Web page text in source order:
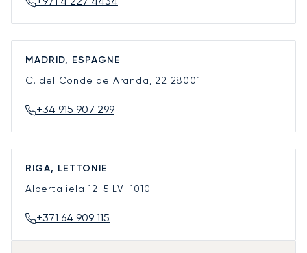
MADRID, ESPAGNE
C. del Conde de Aranda, 22 28001
+34 915 907 299
RIGA, LETTONIE
Alberta iela 12-5 LV-1010
+371 64 909 115